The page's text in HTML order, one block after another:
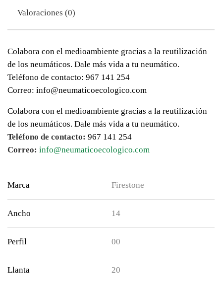
Valoraciones (0)
Colabora con el medioambiente gracias a la reutilización
de los neumáticos. Dale más vida a tu neumático.
Teléfono de contacto: 967 141 254
Correo: info@neumaticoecologico.com
Colabora con el medioambiente gracias a la reutilización
de los neumáticos. Dale más vida a tu neumático.
Teléfono de contacto: 967 141 254
Correo: info@neumaticoecologico.com
Marca Firestone
Ancho 14
Perfil 00
Llanta 20